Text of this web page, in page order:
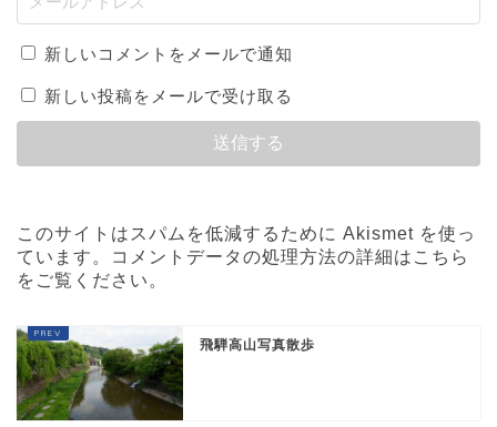
新しいコメントをメールで通知
新しい投稿をメールで受け取る
このサイトはスパムを低減するために Akismet を使っ
ています。
コメントデータの処理方法の詳細はこちら
をご覧ください 。
飛騨高山写真散歩